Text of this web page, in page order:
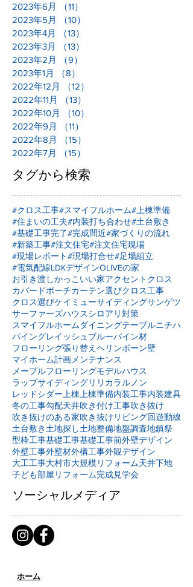
2023年6月
（11）
2023年5月
（10）
2023年4月
（13）
2023年3月
（13）
2023年2月
（9）
2023年1月
（8）
2022年12月
（12）
2022年11月
（13）
2022年10月
（10）
2022年9月
（11）
2022年8月
（15）
2022年7月
（15）
タグから検索
#クロス工事#スマイフルホーム#上棟準備
#住まいの工夫#内装打ち合わせ#土台敷き
#基礎工事完了#完成間近#家づくりの流れ
#新築工事#注文住宅#注文住宅現場
#現場レポート#現場打合せ#足場組立
#電気配線LDKデザインOLIVEの家
お引き渡しかっこいい家アクセントクロス
カバードポーチカーテン選びクロス工事
クロス選びケイミューサイディングサンゲツ
サーファーズハウスシロアリ対策
スマイフルホームダイニングテーブルニチハ
パイングレイッシュブルーパイン材
フローリング張り替え ヘリンボーン壁
マイホーム計画 メンテナンス
メープルフローリングモデルハウス
ラップサイディングリリカラ ルノン
レッドシダー 上棟 上棟準備内装工事内装建具
冬の工事勾配天井吹き付け工事吹き抜け
吹き抜けのある家吹き抜けリビング回遊動線
土台敷き 土地探し土地整備地盤調査地鎮祭
型枠工事基礎工事基礎工事前外壁デザイン
外壁工事外壁材外構工事外観デザイン
大工工事大村市大規模リフォーム天井下地
子ども部屋リフォーム完成見学会
ソーシャルメディア
ホーム